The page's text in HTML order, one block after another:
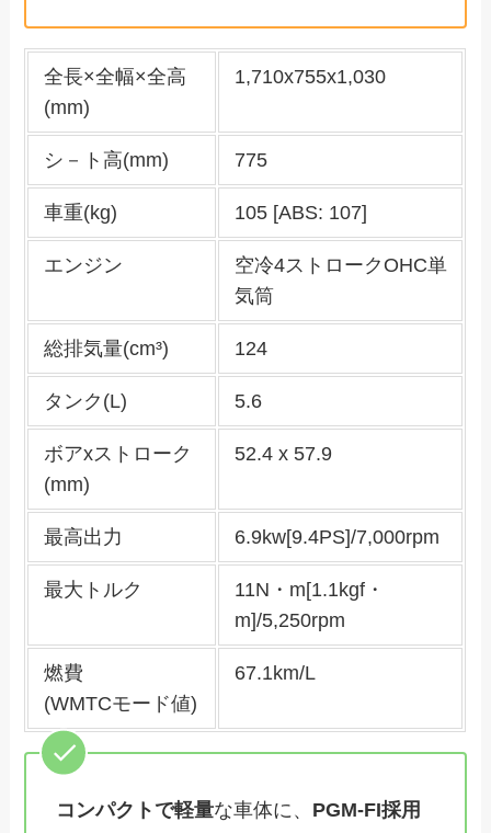
全長×全幅×全高
(mm)
1,710x755x1,030
シ－ト高(mm) 775
車重(kg) 105 [ABS: 107]
エンジン
空冷4ストロークOHC単
気筒
総排気量(cm³) 124
タンク(L) 5.6
ボアxストローク
(mm)
52.4 x 57.9
最高出力 6.9kw[9.4PS]/7,000rpm
最大トルク
11N・m[1.1kgf・
m]/5,250rpm
燃費
(WMTCモード値)
67.1km/L
コンパクトで軽量な車体に、 PGM-FI採用